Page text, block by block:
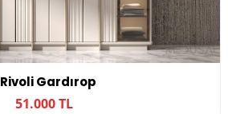
Rivoli Gardırop
51.000 TL